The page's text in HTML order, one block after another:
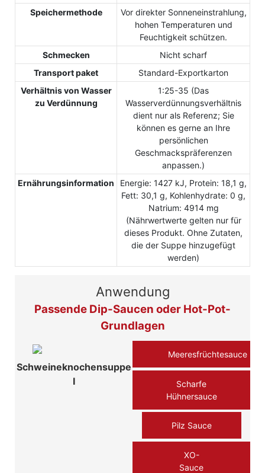
Speichermethode
Vor direkter Sonneneinstrahlung,
hohen Temperaturen und
Feuchtigkeit schützen.
Schmecken
Nicht scharf
Transport paket
Standard-Exportkarton
Verhältnis von Wasser
zu Verdünnung
1:25-35 (Das
Wasserverdünnungsverhältnis
dient nur als Referenz; Sie
können es gerne an Ihre
persönlichen
Geschmackspräferenzen
anpassen.)
Ernährungsinformation
Energie: 1427 kJ, Protein: 18,1 g,
Fett: 30,1 g, Kohlenhydrate: 0 g,
Natrium: 4914 mg
(Nährwertwerte gelten nur für
dieses Produkt. Ohne Zutaten,
die der Suppe hinzugefügt
werden)
Anwendung
Passende Dip-Saucen oder Hot-Pot-
Grundlagen
Schweineknochensuppe
Ⅰ
Meeresfrüchtesauce
Scharfe
Hühnersauce
Pilz Sauce
XO-
Sauce